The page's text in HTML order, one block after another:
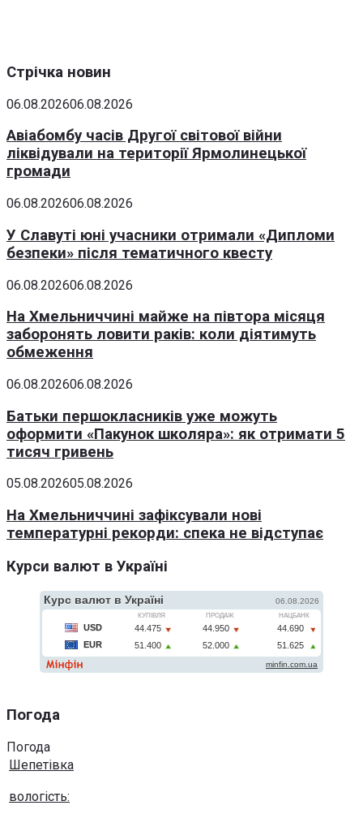
Стрічка новин
06.08.202606.08.2026
Авіабомбу часів Другої світової війни
ліквідували на території Ярмолинецької
громади
06.08.202606.08.2026
У Славуті юні учасники отримали «Дипломи
безпеки» після тематичного квесту
06.08.202606.08.2026
На Хмельниччині майже на півтора місяця
заборонять ловити раків: коли діятимуть
обмеження
06.08.202606.08.2026
Батьки першокласників уже можуть
оформити «Пакунок школяра»: як отримати 5
тисяч гривень
05.08.202605.08.2026
На Хмельниччині зафіксували нові
температурні рекорди: спека не відступає
Курси валют в Україні
Погода
Погода
Шепетівка
вологість: